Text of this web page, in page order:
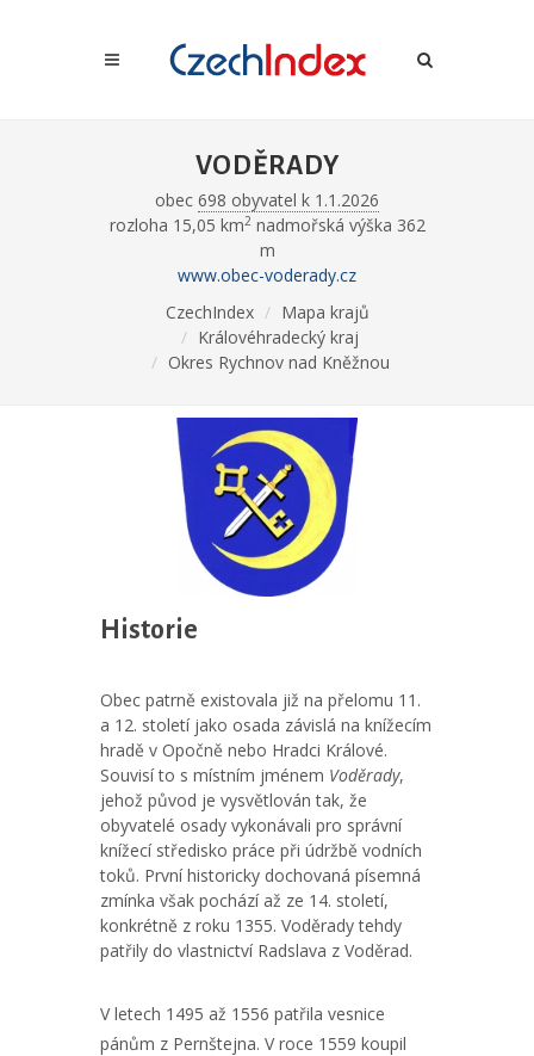
VODĚRADY
obec 698 obyvatel k 1.1.2026
rozloha 15,05 km2nadmořská výška 362
m
www.obec-voderady.cz
CzechIndex
Mapa krajů
Královéhradecký kraj
Okres Rychnov nad Kněžnou
Historie
Obec patrně existovala již na přelomu 11.
a 12. století jako osada závislá na knížecím
hradě v Opočně nebo Hradci Králové.
Souvisí to s místním jménem Voděrady,
jehož původ je vysvětlován tak, že
obyvatelé osady vykonávali pro správní
knížecí středisko práce při údržbě vodních
toků. První historicky dochovaná písemná
zmínka však pochází až ze 14. století,
konkrétně z roku 1355. Voděrady tehdy
patřily do vlastnictví Radslava z Voděrad.
V letech 1495 až 1556 patřila vesnice
pánům z Pernštejna. V roce 1559 koupil